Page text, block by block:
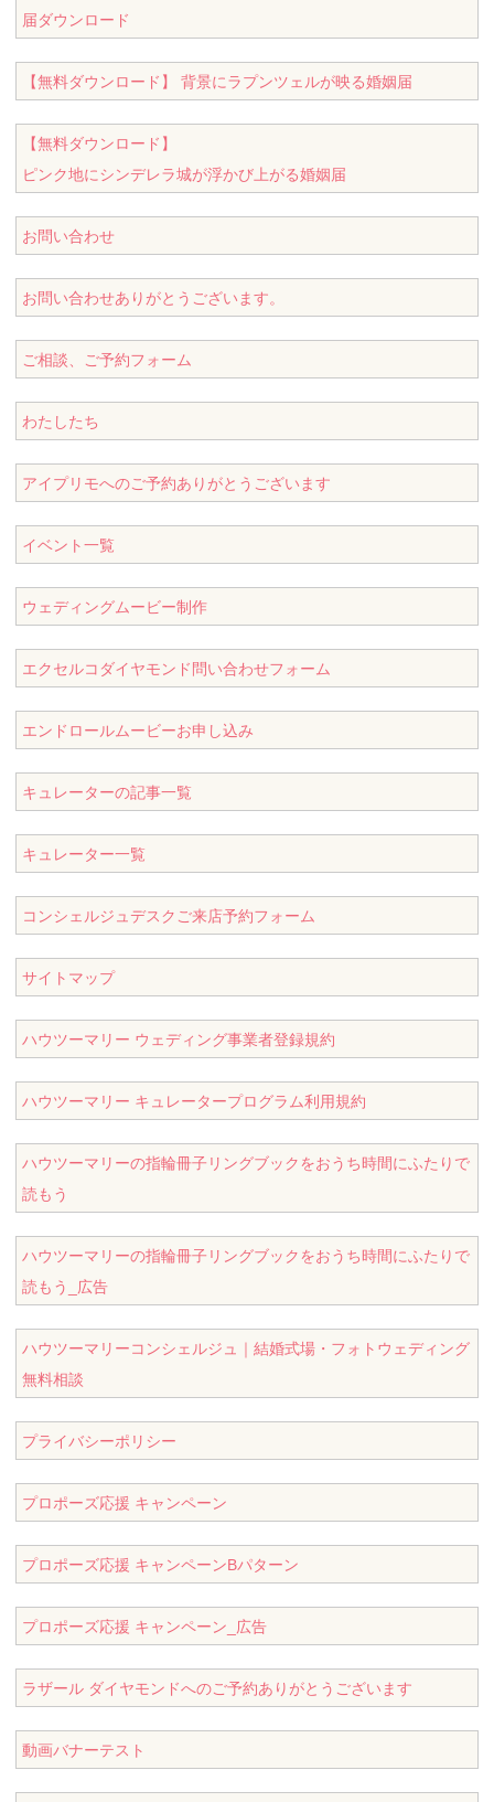
届ダウンロード
【無料ダウンロード】 背景にラプンツェルが映る婚姻届
【無料ダウンロード】
ピンク地にシンデレラ城が浮かび上がる婚姻届
お問い合わせ
お問い合わせありがとうございます。
ご相談、ご予約フォーム
わたしたち
アイプリモへのご予約ありがとうございます
イベント一覧
ウェディングムービー制作
エクセルコダイヤモンド問い合わせフォーム
エンドロールムービーお申し込み
キュレーターの記事一覧
キュレーター一覧
コンシェルジュデスクご来店予約フォーム
サイトマップ
ハウツーマリー ウェディング事業者登録規約
ハウツーマリー キュレータープログラム利用規約
ハウツーマリーの指輪冊子リングブックをおうち時間にふたりで
読もう
ハウツーマリーの指輪冊子リングブックをおうち時間にふたりで
読もう_広告
ハウツーマリーコンシェルジュ｜結婚式場・フォトウェディング
無料相談
プライバシーポリシー
プロポーズ応援 キャンペーン
プロポーズ応援 キャンペーンBパターン
プロポーズ応援 キャンペーン_広告
ラザール ダイヤモンドへのご予約ありがとうございます
動画バナーテスト